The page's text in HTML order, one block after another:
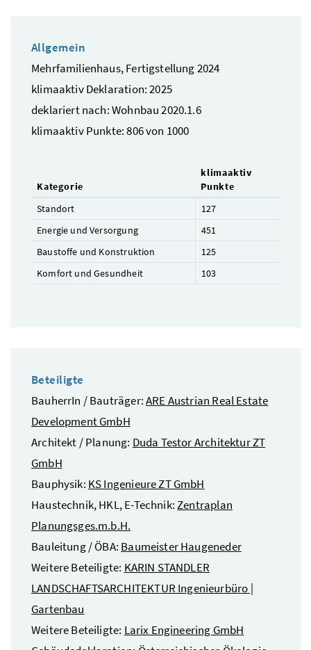
Allgemein
Mehrfamilienhaus, Fertigstellung 2024
klimaaktiv Deklaration: 2025
deklariert nach: Wohnbau 2020.1.6
klimaaktiv Punkte: 806 von 1000
Kategorie
klimaaktiv
Punkte
Standort
127
Energie und Versorgung
451
Baustoffe und Konstruktion
125
Komfort und Gesundheit
103
Beteiligte
BauherrIn / Bauträger:ARE Austrian Real Estate
Development GmbH
Architekt / Planung: Duda Testor Architektur ZT
GmbH
Bauphysik: KS Ingenieure ZT GmbH
Haustechnik, HKL, E-Technik:Zentraplan
Planungsges.m.b.H.
Bauleitung / ÖBA: Baumeister Haugeneder
Weitere Beteiligte: KARIN STANDLER
LANDSCHAFTSARCHITEKTUR Ingenieurbüro |
Gartenbau
Weitere Beteiligte: Larix Engineering GmbH